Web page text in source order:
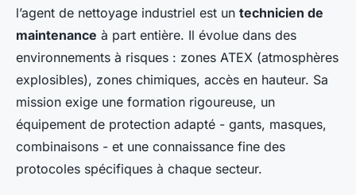
l’agent de nettoyage industriel est un technicien de
maintenance à part entière. Il évolue dans des
environnements à risques : zones ATEX (atmosphères
explosibles), zones chimiques, accès en hauteur. Sa
mission exige une formation rigoureuse, un
équipement de protection adapté - gants, masques,
combinaisons - et une connaissance fine des
protocoles spécifiques à chaque secteur.